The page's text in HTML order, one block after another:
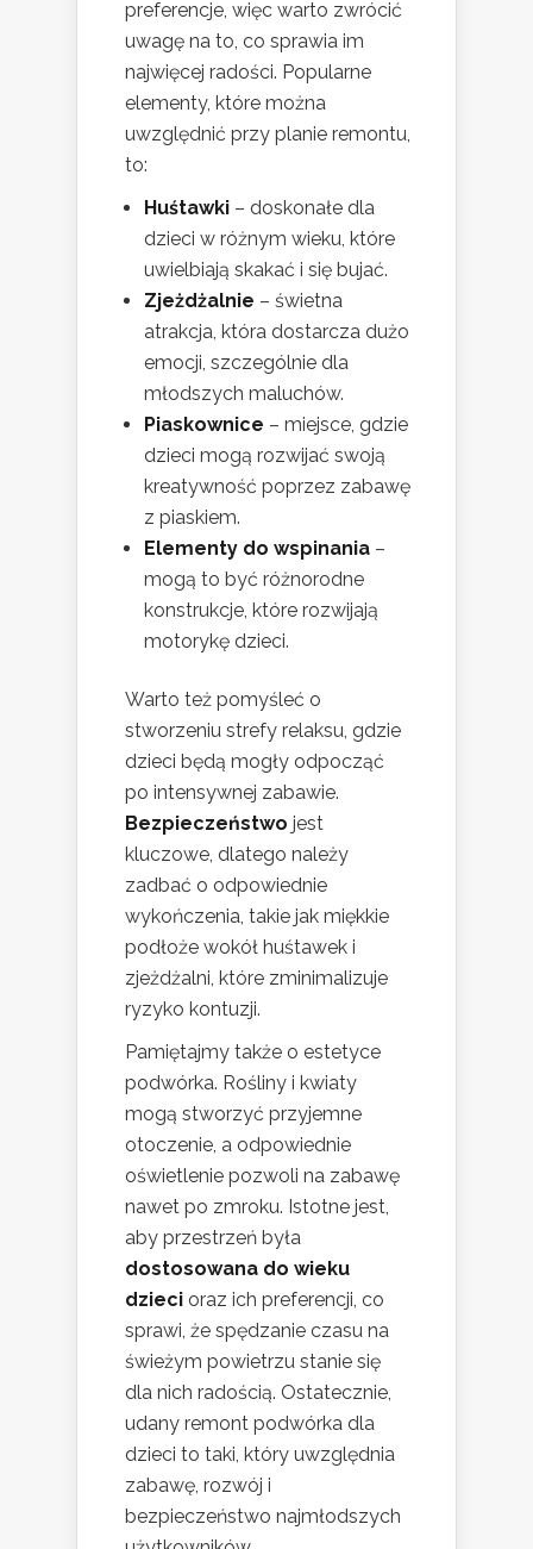
preferencje, więc warto zwrócić
uwagę na to, co sprawia im
najwięcej radości. Popularne
elementy, które można
uwzględnić przy planie remontu,
to:
Huśtawki – doskonałe dla
dzieci w różnym wieku, które
uwielbiają skakać i się bujać.
Zjeżdżalnie – świetna
atrakcja, która dostarcza dużo
emocji, szczególnie dla
młodszych maluchów.
Piaskownice – miejsce, gdzie
dzieci mogą rozwijać swoją
kreatywność poprzez zabawę
z piaskiem.
Elementy do wspinania –
mogą to być różnorodne
konstrukcje, które rozwijają
motorykę dzieci.
Warto też pomyśleć o
stworzeniu strefy relaksu, gdzie
dzieci będą mogły odpocząć
po intensywnej zabawie.
Bezpieczeństwo jest
kluczowe, dlatego należy
zadbać o odpowiednie
wykończenia, takie jak miękkie
podłoże wokół huśtawek i
zjeżdżalni, które zminimalizuje
ryzyko kontuzji.
Pamiętajmy także o estetyce
podwórka. Rośliny i kwiaty
mogą stworzyć przyjemne
otoczenie, a odpowiednie
oświetlenie pozwoli na zabawę
nawet po zmroku. Istotne jest,
aby przestrzeń była
dostosowana do wieku
dzieci oraz ich preferencji, co
sprawi, że spędzanie czasu na
świeżym powietrzu stanie się
dla nich radością. Ostatecznie,
udany remont podwórka dla
dzieci to taki, który uwzględnia
zabawę, rozwój i
bezpieczeństwo najmłodszych